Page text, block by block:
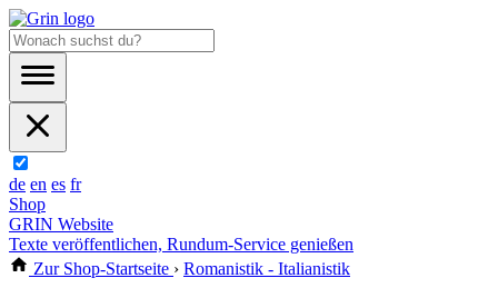
de en es fr
Shop
GRIN Website
Texte veröffentlichen, Rundum-Service genießen
Zur Shop-Startseite › Romanistik - Italianistik